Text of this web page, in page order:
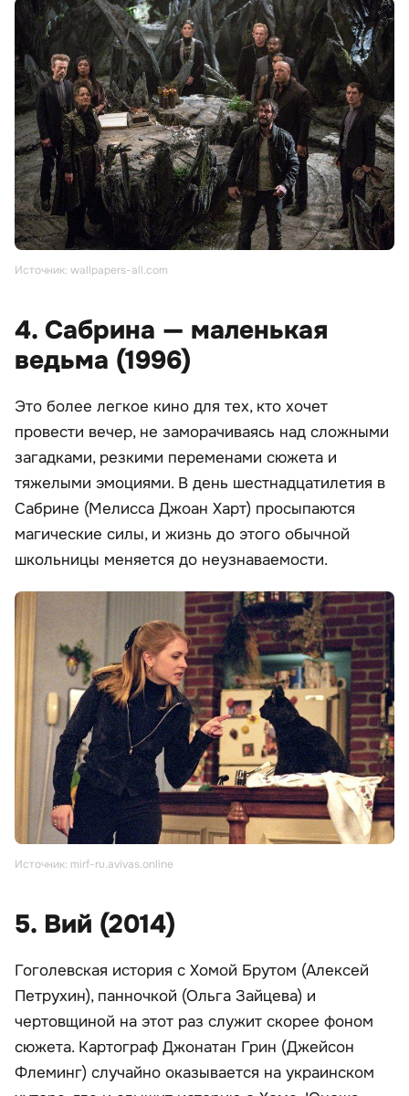
Источник: wallpapers-all.com
4. Сабрина — маленькая
ведьма (1996)
Это более легкое кино для тех, кто хочет
провести вечер, не заморачиваясь над сложными
загадками, резкими переменами сюжета и
тяжелыми эмоциями. В день шестнадцатилетия в
Сабрине (Мелисса Джоан Харт) просыпаются
магические силы, и жизнь до этого обычной
школьницы меняется до неузнаваемости.
Источник: mirf-ru.avivas.online
5. Вий (2014)
Гоголевская история с Хомой Брутом (Алексей
Петрухин), панночкой (Ольга Зайцева) и
чертовщиной на этот раз служит скорее фоном
сюжета. Картограф Джонатан Грин (Джейсон
Флеминг) случайно оказывается на украинском